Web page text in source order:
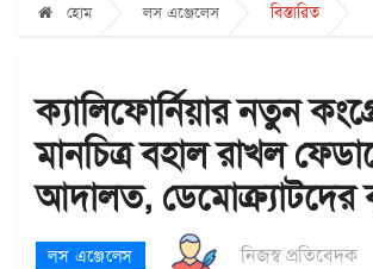
হোম লস এঞ্জেলেস বিস্তারিত
ক্যালিফোর্নিয়ার নতুন
মানচিত্র বহাল রাখল
আদালত,
লস এঞ্জেলেস
নিজস্ব প্রতিবেদক